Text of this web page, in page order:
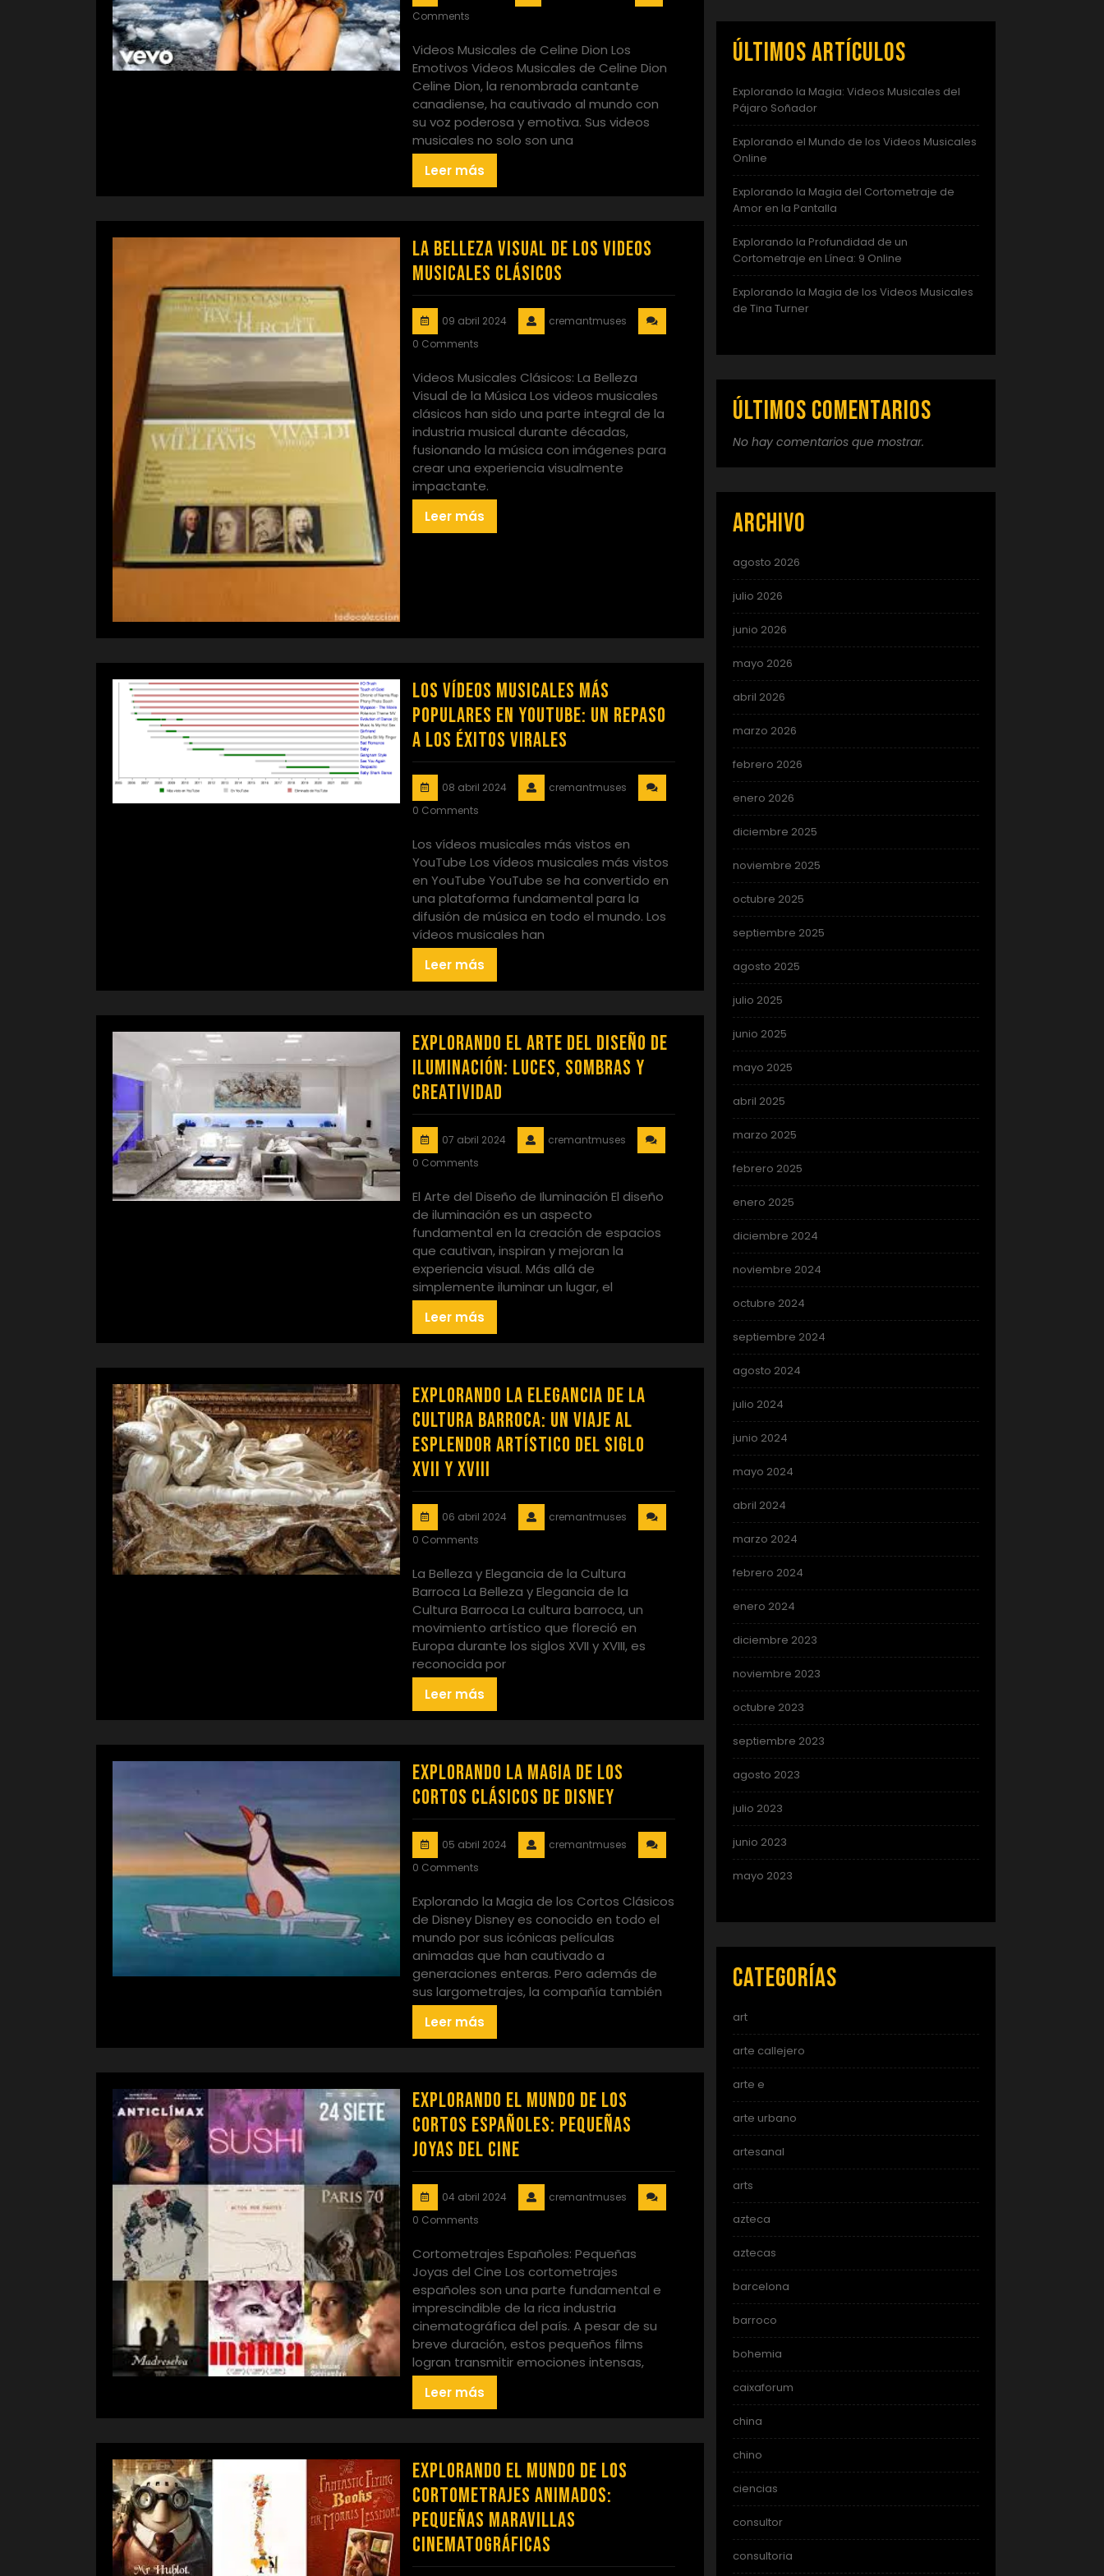
Comments
Videos Musicales de Celine Dion Los
Emotivos Videos Musicales de Celine Dion
Celine Dion, la renombrada cantante
canadiense, ha cautivado al mundo con
su voz poderosa y emotiva. Sus videos
musicales no solo son una
Leer más
La Belleza Visual de los Videos
Musicales Clásicos
09 abril 2024
cremantmuses
0 Comments
Videos Musicales Clásicos: La Belleza
Visual de la Música Los videos musicales
clásicos han sido una parte integral de la
industria musical durante décadas,
fusionando la música con imágenes para
crear una experiencia visualmente
impactante.
Leer más
Los vídeos musicales más
populares en YouTube: Un repaso
a los éxitos virales
08 abril 2024
cremantmuses
0 Comments
Los vídeos musicales más vistos en
YouTube Los vídeos musicales más vistos
en YouTube YouTube se ha convertido en
una plataforma fundamental para la
difusión de música en todo el mundo. Los
vídeos musicales han
Leer más
Explorando el Arte del Diseño de
Iluminación: Luces, Sombras y
Creatividad
07 abril 2024
cremantmuses
0 Comments
El Arte del Diseño de Iluminación El diseño
de iluminación es un aspecto
fundamental en la creación de espacios
que cautivan, inspiran y mejoran la
experiencia visual. Más allá de
simplemente iluminar un lugar, el
Leer más
Explorando la Elegancia de la
Cultura Barroca: Un Viaje al
Esplendor Artístico del Siglo
XVII y XVIII
06 abril 2024
cremantmuses
0 Comments
La Belleza y Elegancia de la Cultura
Barroca La Belleza y Elegancia de la
Cultura Barroca La cultura barroca, un
movimiento artístico que floreció en
Europa durante los siglos XVII y XVIII, es
reconocida por
Leer más
Explorando la Magia de los
Cortos Clásicos de Disney
05 abril 2024
cremantmuses
0 Comments
Explorando la Magia de los Cortos Clásicos
de Disney Disney es conocido en todo el
mundo por sus icónicas películas
animadas que han cautivado a
generaciones enteras. Pero además de
sus largometrajes, la compañía también
Leer más
Explorando el Mundo de los
Cortos Españoles: Pequeñas
Joyas del Cine
04 abril 2024
cremantmuses
0 Comments
Cortometrajes Españoles: Pequeñas
Joyas del Cine Los cortometrajes
españoles son una parte fundamental e
imprescindible de la rica industria
cinematográfica del país. A pesar de su
breve duración, estos pequeños films
logran transmitir emociones intensas,
Leer más
Explorando el Mundo de los
Cortometrajes Animados:
Pequeñas Maravillas
Cinematográficas
Últimos artículos
Explorando la Magia: Videos Musicales del
Pájaro Soñador
Explorando el Mundo de los Videos Musicales
Online
Explorando la Magia del Cortometraje de
Amor en la Pantalla
Explorando la Profundidad de un
Cortometraje en Línea: 9 Online
Explorando la Magia de los Videos Musicales
de Tina Turner
Últimos comentarios
No hay comentarios que mostrar.
Archivo
agosto 2026
julio 2026
junio 2026
mayo 2026
abril 2026
marzo 2026
febrero 2026
enero 2026
diciembre 2025
noviembre 2025
octubre 2025
septiembre 2025
agosto 2025
julio 2025
junio 2025
mayo 2025
abril 2025
marzo 2025
febrero 2025
enero 2025
diciembre 2024
noviembre 2024
octubre 2024
septiembre 2024
agosto 2024
julio 2024
junio 2024
mayo 2024
abril 2024
marzo 2024
febrero 2024
enero 2024
diciembre 2023
noviembre 2023
octubre 2023
septiembre 2023
agosto 2023
julio 2023
junio 2023
mayo 2023
Categorías
art
arte callejero
arte e
arte urbano
artesanal
arts
azteca
aztecas
barcelona
barroco
bohemia
caixaforum
china
chino
ciencias
consultor
consultoria